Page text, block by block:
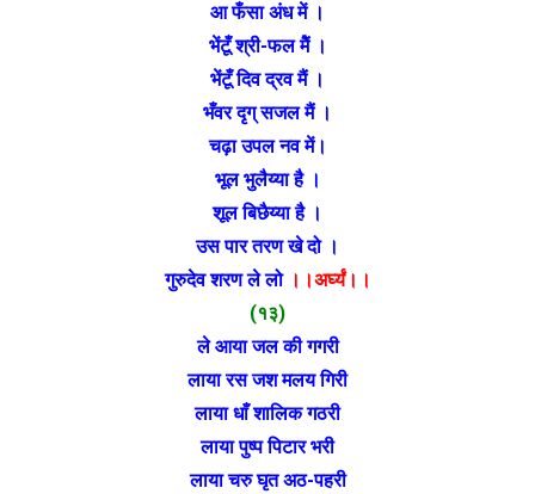
आ फँसा अंध में ।
भेंटूँ श्री-फल मेैं ।
भेंटूँ दिव द्रव मैं ।
भँवर दृग् सजल मैं ।
चढ़ा उपल नव में।
भूल भुलैय्या है ।
शूल बिछैय्या है ।
उस पार तरण खे दो ।
गुरुदेव शरण ले लो।।अर्घ्यं।।
(१३)
ले आया जल की गगरी
लाया रस जश मलय गिरी
लाया धाँ शालिक गठरी
लाया पुष्प पिटार भरी
लाया चरु घृत अठ-पहरी